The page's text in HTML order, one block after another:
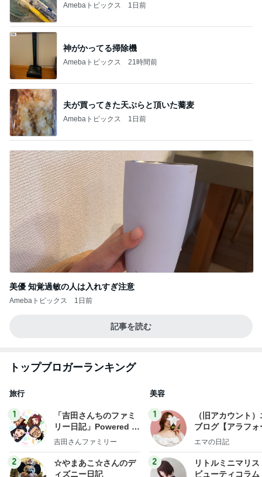
Amebaトピックス 1日前
神がかってる掃除機
Amebaトピックス 21時間前
夫が買ってきた天ぷらと頂いた蕎麦
Amebaトピックス 1日前
美優 知覚過敏の人は入れすぎ注意
Amebaトピックス 1日前
記事を読む
トップブロガーランキング
旅行
1
「吉田さんちのファミ
リー日記」Powered b
y Ameba 吉田さんファ
ログ
吉田さんファミリー
2
☆やまあこ☆さんのデ
ィズニー日記
美容
1
（旧アカウント
ブログ【アラフォ
社売却セカンドラ
エマの日記
2
リトルミニマリス
ビューティコラ